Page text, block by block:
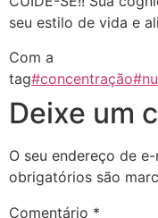
seu estilo de vida e
Com a
tag#concentração
Deixe um
O seu endereço de
obrigatórios são
Comentário *